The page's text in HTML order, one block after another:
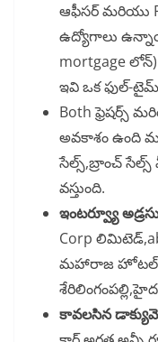
ఆఫీసర్ మరియు
ఉద్యోగాలు
mortgage
ఇవి ఒక ఫుల్-
Both ఫ్రెషర్స్
అవకాశం ఉంది
సేల్స్,బ్రాంచ్
వస్తుంది.
ఇంటర్వ్యూ
Corp
మహారాజ
కావలసిన